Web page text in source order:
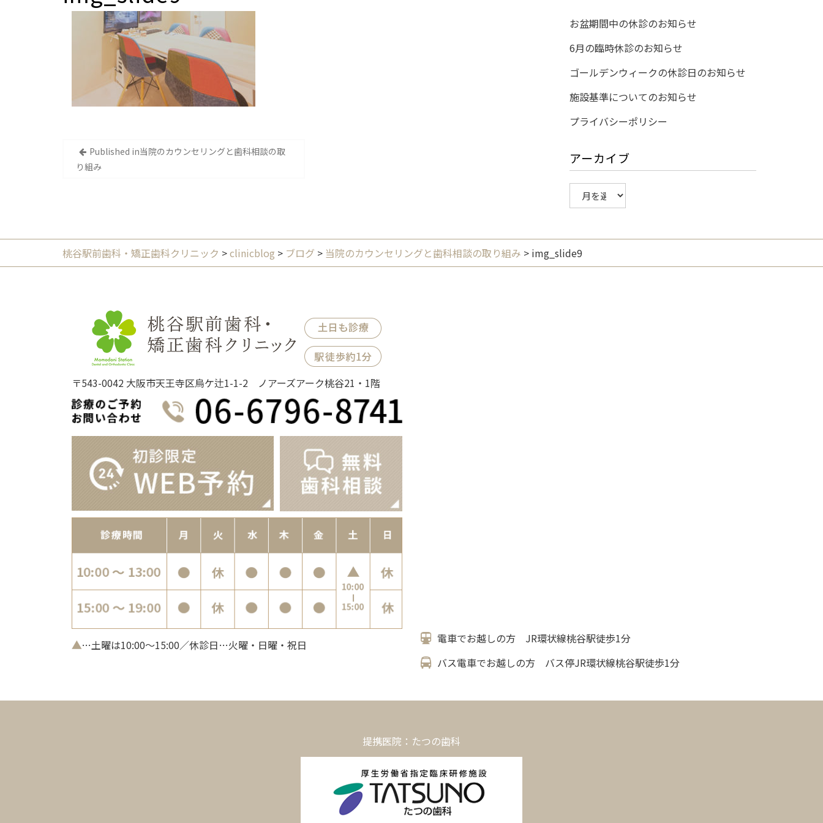
投
稿
ー
シ
Published in当院のカウンセリングと歯科相談の取
り組み
お盆期間中の休診のお知らせ
6月の臨時休診のお知らせ
ゴールデンウィークの休診日のお知らせ
施設基準についてのお知らせ
プライバシーポリシー
アーカイブ
ー
ブ
桃谷駅前歯科・矯正歯科クリニック >clinicblog > ブログ > 当院のカウンセリングと歯科相談の取り組み > img_slide9
〒543-0042 大阪市天王寺区烏ケ辻1-1-2 ノアーズアーク桃谷21・1階
▲…土曜は10:00～15:00／休診日…火曜・日曜・祝日
電車でお越しの方 JR環状線桃谷駅徒歩1分
バス電車でお越しの方 バス停JR環状線桃谷駅徒歩1分
提携医院：たつの歯科